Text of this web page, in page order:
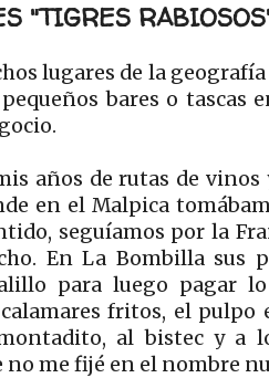
"TIGRES
lugares de la
bares o tascas
años de rutas de vinos
en el Malpica
seguíamos por la
En La Bombilla sus
para luego pagar
fritos, el pulpo
al bistec y a
me fijé en el nombre